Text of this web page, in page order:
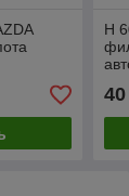
H
40